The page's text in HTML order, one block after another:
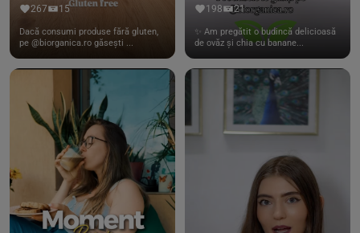
267 15
Dacă consumi produse fără gluten,
pe @biorganica.ro găsești ...
198 21
✨ Am pregătit o budincă delicioasă
de ovăz și chia cu banane...